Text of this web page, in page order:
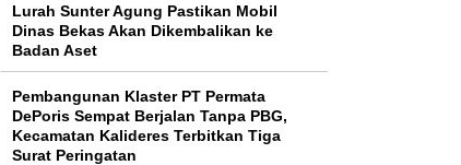
Lurah Sunter Agung Pastikan Mobil
Dinas Bekas Akan Dikembalikan ke
Badan Aset
Pembangunan Klaster PT Permata
DePoris Sempat Berjalan Tanpa PBG,
Kecamatan Kalideres Terbitkan Tiga
Surat Peringatan